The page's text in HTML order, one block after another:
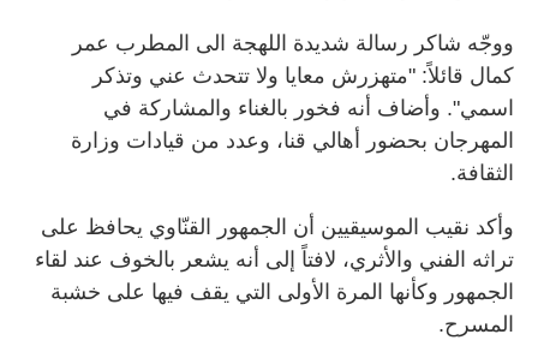
ووجّه شاكر رسالة شديدة اللهجة الى المطرب عمر
كمال قائلاً: "متهزرش معايا ولا تتحدث عني وتذكر
اسمي". وأضاف أنه فخور بالغناء والمشاركة في
المهرجان بحضور أهالي قنا، وعدد من قيادات وزارة
الثقافة.
وأكد نقيب الموسيقيين أن الجمهور القنّاوي يحافظ على
تراثه الفني والأثري، لافتاً إلى أنه يشعر بالخوف عند لقاء
الجمهور وكأنها المرة الأولى التي يقف فيها على خشبة
المسرح.